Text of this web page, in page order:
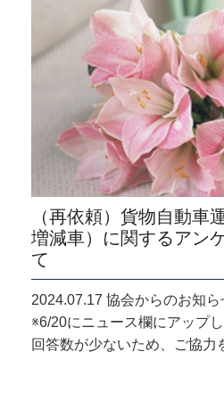
（再依頼）貨物自動車
増減車）に関するアン
て
2024.07.17 協会からのお知ら
※6/20にニュース欄にアップ
回答数が少ないため、ご協力